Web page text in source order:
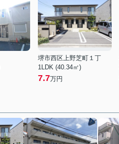
堺市西区上野芝町１丁
1LDK (40.34㎡)
7.7万円